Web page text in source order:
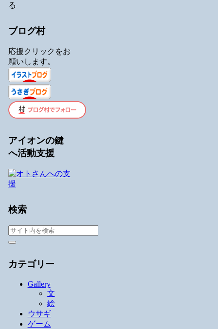
る
ブログ村
応援クリックをお
願いします。
アイオンの鍵
へ活動支援
検索
カテゴリー
Gallery
文
絵
ウサギ
ゲーム